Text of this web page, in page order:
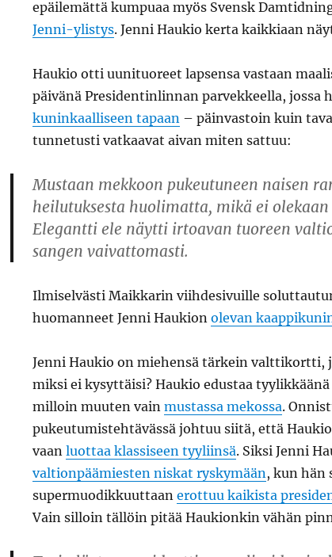
epäilemättä kumpuaa myös Svensk
Jenni-ylistys. Jenni Haukio kerta kaikkiaan
Haukio otti uunituoreet lapsensa vastaan
päivänä Presidentinlinnan parvekkeella, jossa
kuninkaalliseen tapaan– päinvastoin kuin
tunnetusti vatkaavat aivan miten sattuu:
Mustaan mekkoon pukeutuneen naisen
heilutuksesta huolimatta, mikä ei
Elegantti ele näytti irtoavan tuoreen
sangen vaivattomasti.
Ilmiselvästi Maikkarin viihdesivuille
huomanneet Jenni Haukion olevan
Jenni Haukio on miehensä tärkein valttikortti,
miksi ei kysyttäisi? Haukio edustaa
milloin muuten vain mustassa mekossa.
pukeutumistehtävässä johtuu siitä, että
vaan luottaa klassiseen tyyliinsä. Siksi Jenni
valtionpäämiesten niskat ryskymään, kun hän
supermuodikkuuttaan erottuu kaikista
Vain silloin tällöin pitää Haukionkin vähän